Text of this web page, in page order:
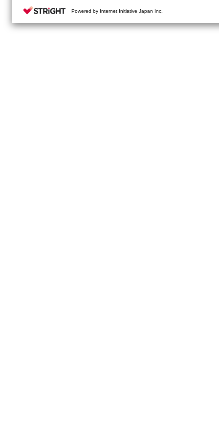
Powered by Internet Initiative Japan Inc.